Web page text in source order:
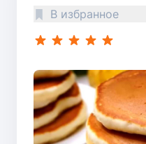
В избранное